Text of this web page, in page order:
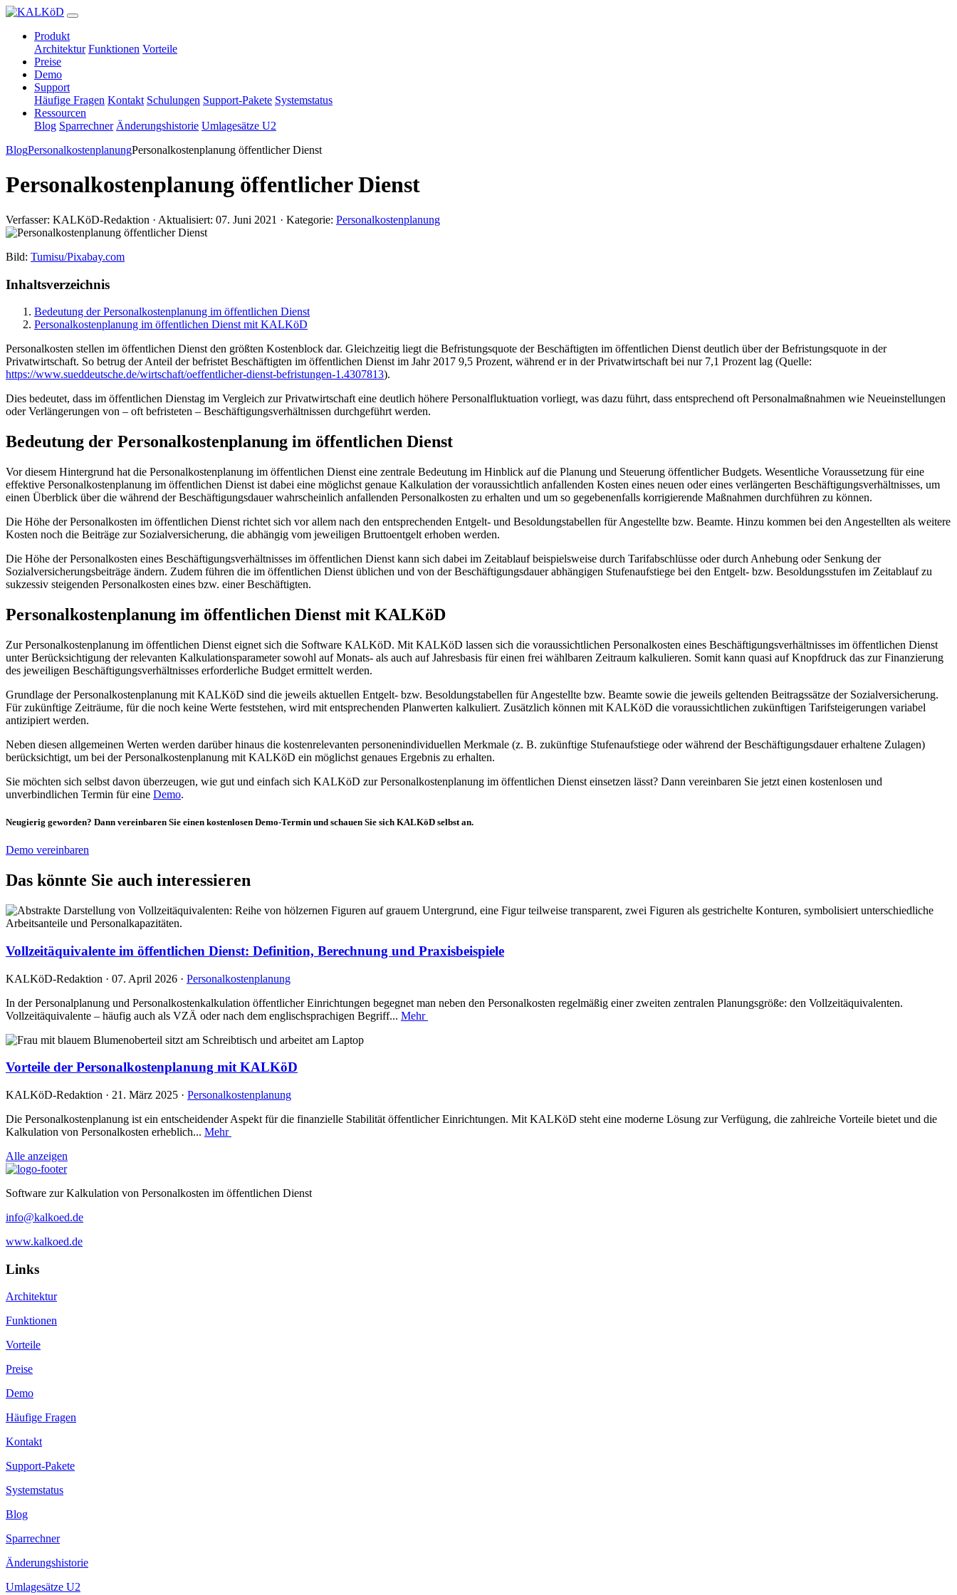
Produkt
Architektur Funktionen Vorteile
Preise
Demo
Support
Häufige Fragen Kontakt Schulungen Support-Pakete Systemstatus
Ressourcen
Blog Sparrechner Änderungshistorie Umlagesätze U2
BlogPersonalkostenplanungPersonalkostenplanung öffentlicher Dienst
Personalkostenplanung öffentlicher Dienst
Verfasser: KALKöD-Redaktion · Aktualisiert: 07. Juni 2021 · Kategorie: Personalkostenplanung
Bild: Tumisu/Pixabay.com
Inhaltsverzeichnis
Bedeutung der Personalkostenplanung im öffentlichen Dienst
Personalkostenplanung im öffentlichen Dienst mit KALKöD
Personalkosten stellen im öffentlichen Dienst den größten Kostenblock dar. Gleichzeitig liegt die Befristungsquote der Beschäftigten im öffentlichen Dienst deutlich über der Befristungsquote in der
Privatwirtschaft. So betrug der Anteil der befristet Beschäftigten im öffentlichen Dienst im Jahr 2017 9,5 Prozent, während er in der Privatwirtschaft bei nur 7,1 Prozent lag (Quelle:
https://www.sueddeutsche.de/wirtschaft/oeffentlicher-dienst-befristungen-1.4307813).
Dies bedeutet, dass im öffentlichen Dienstag im Vergleich zur Privatwirtschaft eine deutlich höhere Personalfluktuation vorliegt, was dazu führt, dass entsprechend oft Personalmaßnahmen wie Neueinstellungen
oder Verlängerungen von – oft befristeten – Beschäftigungsverhältnissen durchgeführt werden.
Bedeutung der Personalkostenplanung im öffentlichen Dienst
Vor diesem Hintergrund hat die Personalkostenplanung im öffentlichen Dienst eine zentrale Bedeutung im Hinblick auf die Planung und Steuerung öffentlicher Budgets. Wesentliche Voraussetzung für eine
effektive Personalkostenplanung im öffentlichen Dienst ist dabei eine möglichst genaue Kalkulation der voraussichtlich anfallenden Kosten eines neuen oder eines verlängerten Beschäftigungsverhältnisses, um
einen Überblick über die während der Beschäftigungsdauer wahrscheinlich anfallenden Personalkosten zu erhalten und um so gegebenenfalls korrigierende Maßnahmen durchführen zu können.
Die Höhe der Personalkosten im öffentlichen Dienst richtet sich vor allem nach den entsprechenden Entgelt- und Besoldungstabellen für Angestellte bzw. Beamte. Hinzu kommen bei den Angestellten als weitere
Kosten noch die Beiträge zur Sozialversicherung, die abhängig vom jeweiligen Bruttoentgelt erhoben werden.
Die Höhe der Personalkosten eines Beschäftigungsverhältnisses im öffentlichen Dienst kann sich dabei im Zeitablauf beispielsweise durch Tarifabschlüsse oder durch Anhebung oder Senkung der
Sozialversicherungsbeiträge ändern. Zudem führen die im öffentlichen Dienst üblichen und von der Beschäftigungsdauer abhängigen Stufenaufstiege bei den Entgelt- bzw. Besoldungsstufen im Zeitablauf zu
sukzessiv steigenden Personalkosten eines bzw. einer Beschäftigten.
Personalkostenplanung im öffentlichen Dienst mit KALKöD
Zur Personalkostenplanung im öffentlichen Dienst eignet sich die Software KALKöD. Mit KALKöD lassen sich die voraussichtlichen Personalkosten eines Beschäftigungsverhältnisses im öffentlichen Dienst
unter Berücksichtigung der relevanten Kalkulationsparameter sowohl auf Monats- als auch auf Jahresbasis für einen frei wählbaren Zeitraum kalkulieren. Somit kann quasi auf Knopfdruck das zur Finanzierung
des jeweiligen Beschäftigungsverhältnisses erforderliche Budget ermittelt werden.
Grundlage der Personalkostenplanung mit KALKöD sind die jeweils aktuellen Entgelt- bzw. Besoldungstabellen für Angestellte bzw. Beamte sowie die jeweils geltenden Beitragssätze der Sozialversicherung.
Für zukünftige Zeiträume, für die noch keine Werte feststehen, wird mit entsprechenden Planwerten kalkuliert. Zusätzlich können mit KALKöD die voraussichtlichen zukünftigen Tarifsteigerungen variabel
antizipiert werden.
Neben diesen allgemeinen Werten werden darüber hinaus die kostenrelevanten personenindividuellen Merkmale (z. B. zukünftige Stufenaufstiege oder während der Beschäftigungsdauer erhaltene Zulagen)
berücksichtigt, um bei der Personalkostenplanung mit KALKöD ein möglichst genaues Ergebnis zu erhalten.
Sie möchten sich selbst davon überzeugen, wie gut und einfach sich KALKöD zur Personalkostenplanung im öffentlichen Dienst einsetzen lässt? Dann vereinbaren Sie jetzt einen kostenlosen und
unverbindlichen Termin für eine Demo.
Neugierig geworden? Dann vereinbaren Sie einen kostenlosen Demo-Termin und schauen Sie sich KALKöD selbst an.
Demo vereinbaren
Das könnte Sie auch interessieren
Vollzeitäquivalente im öffentlichen Dienst: Definition, Berechnung und Praxisbeispiele
KALKöD-Redaktion · 07. April 2026 · Personalkostenplanung
In der Personalplanung und Personalkostenkalkulation öffentlicher Einrichtungen begegnet man neben den Personalkosten regelmäßig einer zweiten zentralen Planungsgröße: den Vollzeitäquivalenten.
Vollzeitäquivalente – häufig auch als VZÄ oder nach dem englischsprachigen Begriff... Mehr
Vorteile der Personalkostenplanung mit KALKöD
KALKöD-Redaktion · 21. März 2025 · Personalkostenplanung
Die Personalkostenplanung ist ein entscheidender Aspekt für die finanzielle Stabilität öffentlicher Einrichtungen. Mit KALKöD steht eine moderne Lösung zur Verfügung, die zahlreiche Vorteile bietet und die
Kalkulation von Personalkosten erheblich... Mehr
Alle anzeigen
Software zur Kalkulation von Personalkosten im öffentlichen Dienst
info@kalkoed.de
www.kalkoed.de
Links
Architektur
Funktionen
Vorteile
Preise
Demo
Häufige Fragen
Kontakt
Support-Pakete
Systemstatus
Blog
Sparrechner
Änderungshistorie
Umlagesätze U2